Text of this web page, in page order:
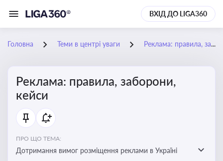
ВХІД ДО LIGA360
Головна Теми в центрі уваги Реклама: правила, заборони, кейси
Реклама: правила, заборони,
кейси
ПРО ЩО ТЕМА:
Дотримання вимог розміщення реклами в Україні